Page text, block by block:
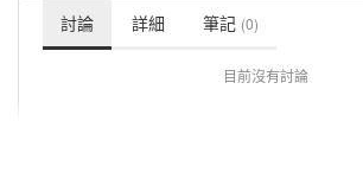
討論 詳細 筆記 (0)
目前沒有討論